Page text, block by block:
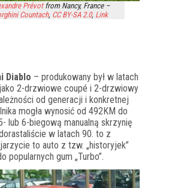
Prévotfrom Nancy, France –
Countach, CC BY-SA 2.0, Link
Diablo – produkowany był w latach
2-drzwiowe coupé i 2-drzwiowy
od generacji i konkretnej
mogła wynosić od 492KM do
lub 6-biegową manualną skrzynię
w latach 90. to z
to auto z tzw. „historyjek”
popularnych gum „Turbo”.